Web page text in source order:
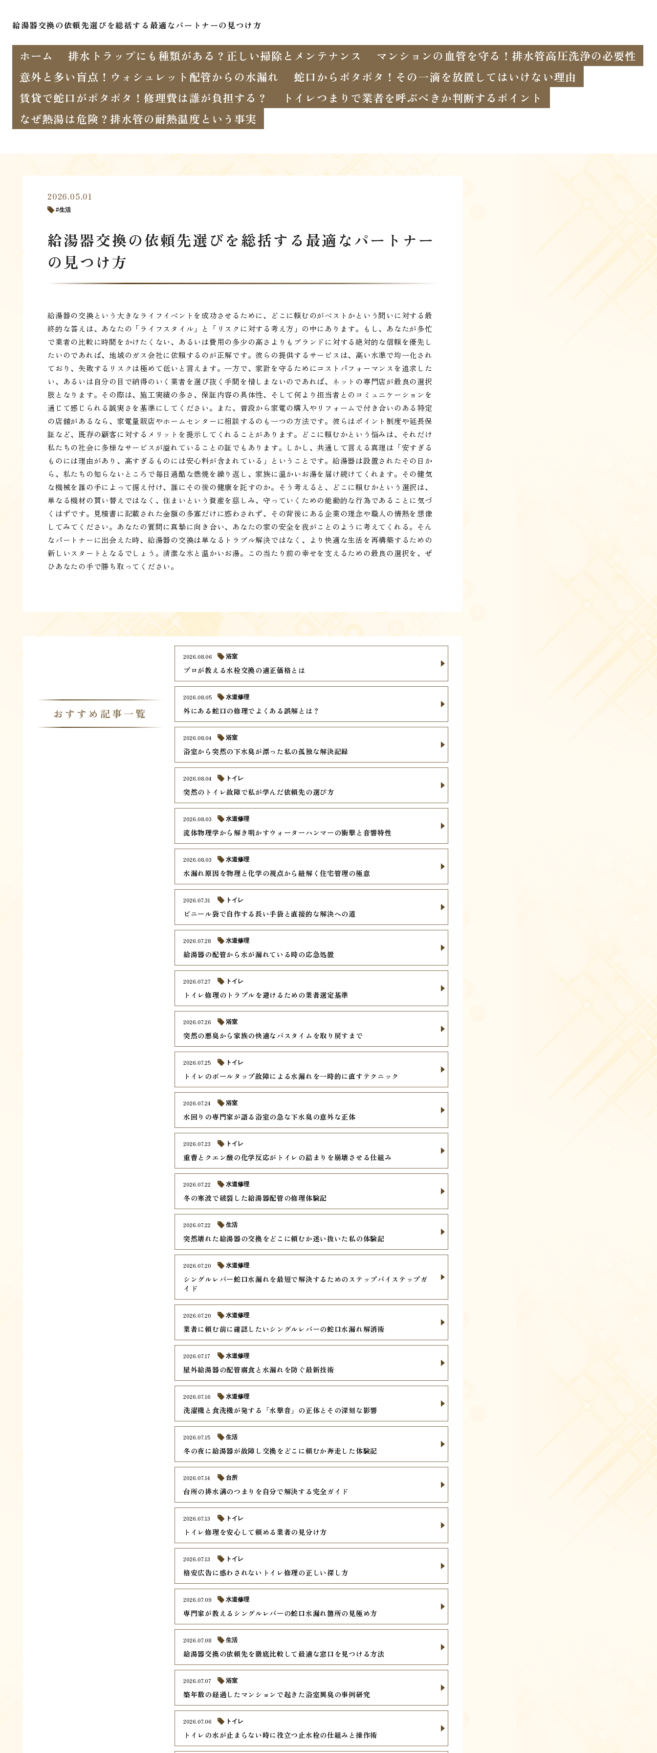
給湯器交換の依頼先選びを総括する最適なパートナーの見つけ方
ホーム 排水トラップにも種類がある？正しい掃除とメンテナンス
マンションの血管を守る！排水管高圧洗浄の必要性
意外と多い盲点！ウォシュレット配管からの水漏れ
蛇口からポタポタ！その一滴を放置してはいけない理由
賃貸で蛇口がポタポタ！修理費は誰が負担する？
トイレつまりで業者を呼ぶべきか判断するポイント
なぜ熱湯は危険？排水管の耐熱温度という事実
2026.05.01
生活
給湯器交換の依頼先選びを総括する最適なパートナー
の見つけ方
給湯器の交換という大きなライフイベントを成功させるために、どこに頼むのがベストかという問いに対する最
終的な答えは、あなたの「ライフスタイル」と「リスクに対する考え方」の中にあります。もし、あなたが多忙
で業者の比較に時間をかけたくない、あるいは費用の多少の高さよりもブランドに対する絶対的な信頼を優先し
たいのであれば、地域のガス会社に依頼するのが正解です。彼らの提供するサービスは、高い水準で均一化され
ており、失敗するリスクは極めて低いと言えます。一方で、家計を守るためにコストパフォーマンスを追求した
い、あるいは自分の目で納得のいく業者を選び抜く手間を惜しまないのであれば、ネットの専門店が最良の選択
肢となります。その際は、施工実績の多さ、保証内容の具体性、そして何より担当者とのコミュニケーションを
通じて感じられる誠実さを基準にしてください。また、普段から家電の購入やリフォームで付き合いのある特定
の店舗があるなら、家電量販店やホームセンターに相談するのも一つの方法です。彼らはポイント制度や延長保
証など、既存の顧客に対するメリットを提示してくれることがあります。どこに頼むかという悩みは、それだけ
私たちの社会に多様なサービスが溢れていることの証でもあります。しかし、共通して言える真理は「安すぎる
ものには理由があり、高すぎるものには安心料が含まれている」ということです。給湯器は設置されたその日か
ら、私たちの知らないところで毎日過酷な燃焼を繰り返し、家族に温かいお湯を届け続けてくれます。その健気
な機械を誰の手によって据え付け、誰にその後の健康を託すのか。そう考えると、どこに頼むかという選択は、
単なる機材の買い替えではなく、住まいという資産を慈しみ、守っていくための能動的な行為であることに気づ
くはずです。見積書に記載された金額の多寡だけに惑わされず、その背後にある企業の理念や職人の情熱を想像
してみてください。あなたの質問に真摯に向き合い、あなたの家の安全を我がことのように考えてくれる。そん
なパートナーに出会えた時、給湯器の交換は単なるトラブル解決ではなく、より快適な生活を再構築するための
新しいスタートとなるでしょう。清潔な水と温かいお湯。この当たり前の幸せを支えるための最良の選択を、ぜ
ひあなたの手で勝ち取ってください。
おすすめ記事一覧
プロが教える水栓交換の適正価格とは
2026.08.06 浴室
外にある蛇口の修理でよくある誤解とは？
2026.08.05 水道修理
浴室から突然の下水臭が漂った私の孤独な解決記録
2026.08.04 浴室
突然のトイレ故障で私が学んだ依頼先の選び方
2026.08.04 トイレ
流体物理学から解き明かすウォーターハンマーの衝撃と音響特性
2026.08.03 水道修理
水漏れ原因を物理と化学の視点から紐解く住宅管理の極意
2026.08.03 水道修理
ビニール袋で自作する長い手袋と直接的な解決への道
2026.07.31 トイレ
給湯器の配管から水が漏れている時の応急処置
2026.07.28 水道修理
トイレ修理のトラブルを避けるための業者選定基準
2026.07.27 トイレ
突然の悪臭から家族の快適なバスタイムを取り戻すまで
2026.07.26 浴室
トイレのボールタップ故障による水漏れを一時的に直すテクニック
2026.07.25 トイレ
水回りの専門家が語る浴室の急な下水臭の意外な正体
2026.07.24 浴室
重曹とクエン酸の化学反応がトイレの詰まりを崩壊させる仕組み
2026.07.23 トイレ
冬の寒波で破裂した給湯器配管の修理体験記
2026.07.22 水道修理
突然壊れた給湯器の交換をどこに頼むか迷い抜いた私の体験記
2026.07.22 生活
シングルレバー蛇口水漏れを最短で解決するためのステップバイステップガ
イド
2026.07.20 水道修理
業者に頼む前に確認したいシングルレバーの蛇口水漏れ解消術
2026.07.20 水道修理
屋外給湯器の配管腐食と水漏れを防ぐ最新技術
2026.07.17 水道修理
洗濯機と食洗機が発する「水撃音」の正体とその深刻な影響
2026.07.16 水道修理
冬の夜に給湯器が故障し交換をどこに頼むか奔走した体験記
2026.07.15 生活
台所の排水溝のつまりを自分で解決する完全ガイド
2026.07.14 台所
トイレ修理を安心して頼める業者の見分け方
2026.07.13 トイレ
格安広告に惑わされないトイレ修理の正しい探し方
2026.07.13 トイレ
専門家が教えるシングルレバーの蛇口水漏れ箇所の見極め方
2026.07.09 水道修理
給湯器交換の依頼先を徹底比較して最適な窓口を見つける方法
2026.07.08 生活
築年数の経過したマンションで起きた浴室異臭の事例研究
2026.07.07 浴室
トイレの水が止まらない時に役立つ止水栓の仕組みと操作術
2026.07.06 トイレ